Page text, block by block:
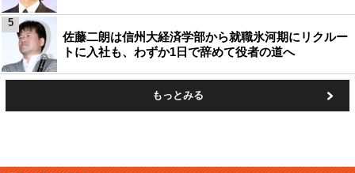
佐藤二朗は信州大経済学部から就職氷河期にリクルー
トに入社も、わずか1日で辞めて役者の道へ
5
もっとみる